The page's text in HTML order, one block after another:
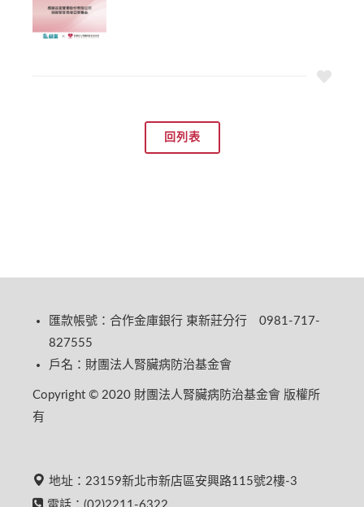
回列表
匯款帳號：合作金庫銀行 東新莊分行 0981-717-
827555
戶名：財團法人腎臟病防治基金會
Copyright © 2020 財團法人腎臟病防治基金會 版權所
有
地址：23159新北市新店區安興路115號2樓-3